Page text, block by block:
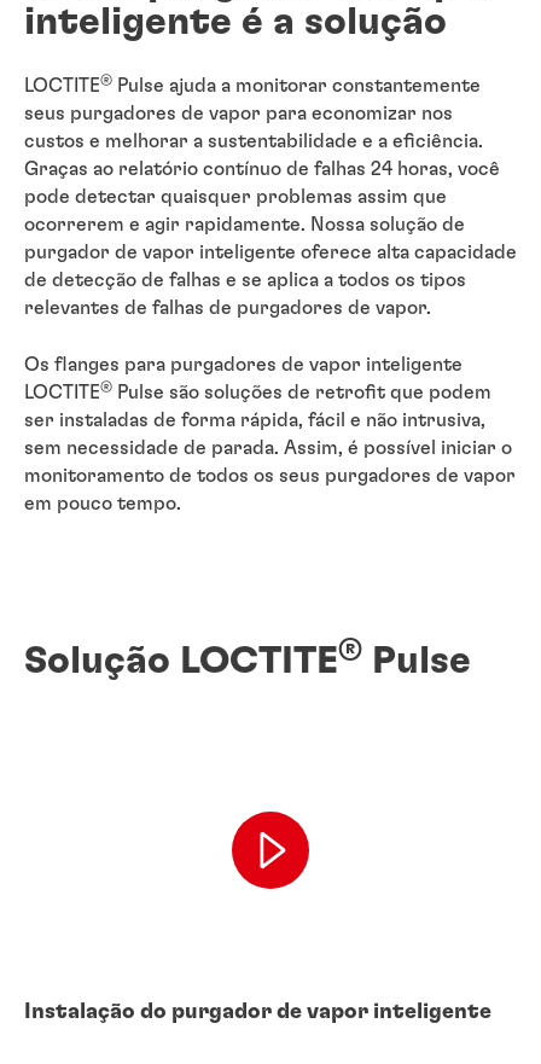
inteligente é a solução
LOCTITE®
Pulse ajuda a monitorar constantemente
seus purgadores de vapor para economizar nos
custos e melhorar a sustentabilidade e a eficiência.
Graças ao relatório contínuo de falhas 24 horas, você
pode detectar quaisquer problemas assim que
ocorrerem e agir rapidamente. Nossa solução de
purgador de vapor inteligente oferece alta capacidade
de detecção de falhas e se aplica a todos os tipos
relevantes de falhas de purgadores de vapor.
Os flanges para purgadores de vapor inteligente
LOCTITE®
Pulse são soluções de retrofit que podem
ser instaladas de forma rápida, fácil e não intrusiva,
sem necessidade de parada. Assim, é possível iniciar o
monitoramento de todos os seus purgadores de vapor
em pouco tempo.
Solução LOCTITE® Pulse
Instalação do purgador de vapor inteligente